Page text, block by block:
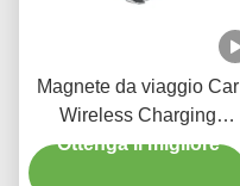
Magnete da viaggio Car
Wireless Charging
Portatore per cellulari per
Ottenga il migliore